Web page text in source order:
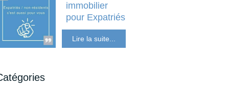
immobilier
pour Expatriés
résident Expatriés
Lire la suite...